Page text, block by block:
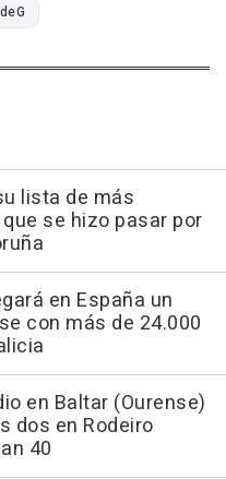
lista de más
se hizo pasar por
en España un
con más de 24.000
en Baltar (Ourense)
dos en Rodeiro
40